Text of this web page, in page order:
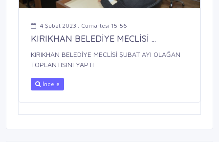
4 Şubat 2023 , Cumartesi 15:56
KIRIKHAN BELEDİYE MECLİSİ ...
KIRIKHAN BELEDİYE MECLİSİ ŞUBAT AYI OLAĞAN
TOPLANTISINI YAPTI
İncele